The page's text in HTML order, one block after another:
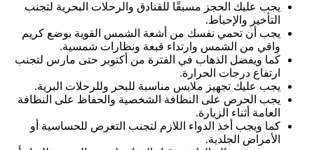
يجب عليك الحجز مسبقًا للفنادق والرحلات البحرية لتجنب
التأخير والإحباط.
يجب أن تحمي نفسك من أشعة الشمس القوية بوضع كريم
واقي من الشمس وارتداء قبعة ونظارات شمسية.
كما ويفضل الذهاب في الفترة من أكتوبر حتى مارس لتجنب
ارتفاع درجات الحرارة.
يجب عليك تجهيز ملابس مناسبة للبحر وللرحلات البرية.
يجب الحرص على النظافة الشخصية والحفاظ على النظافة
العامة أثناء الزيارة.
كما ويجب أخذ الدواء اللازم لتجنب التعرض للحساسية أو
الأمراض الجلدية.